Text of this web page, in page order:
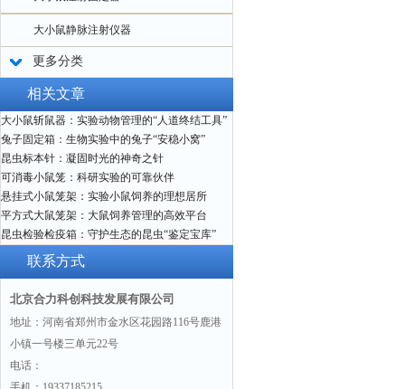
大小鼠静脉注射仪器
更多分类
相关文章
大小鼠斩鼠器：实验动物管理的“人道终结工具”
兔子固定箱：生物实验中的兔子“安稳小窝”
昆虫标本针：凝固时光的神奇之针
可消毒小鼠笼：科研实验的可靠伙伴
悬挂式小鼠笼架：实验小鼠饲养的理想居所
平方式大鼠笼架：大鼠饲养管理的高效平台
昆虫检验检疫箱：守护生态的昆虫“鉴定宝库”
联系方式
北京合力科创科技发展有限公司
地址：河南省郑州市金水区花园路116号鹿港
小镇一号楼三单元22号
电话：